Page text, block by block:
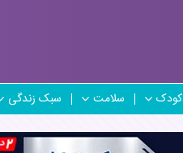
کودک سلامت سبک زندگی